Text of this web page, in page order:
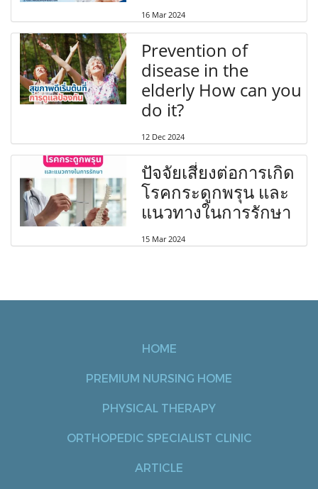
16 Mar 2024
Prevention of
disease in the
elderly How can you
do it?
12 Dec 2024
ปัจจัยเสี่ยงต่อการเกิด
โรคกระดูกพรุน และ
แนวทางในการรักษา
15 Mar 2024
HOME
PREMIUM NURSING HOME
PHYSICAL THERAPY
ORTHOPEDIC SPECIALIST CLINIC
ARTICLE